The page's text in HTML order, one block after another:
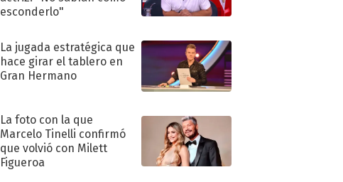
esconderlo"
La jugada estratégica que
hace girar el tablero en
Gran Hermano
La foto con la que
Marcelo Tinelli confirmó
que volvió con Milett
Figueroa